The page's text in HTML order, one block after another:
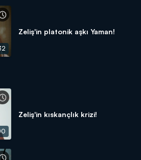
Zeliş'in platonik aşkı Yaman!
Zeliş'in kıskançlık krizi!